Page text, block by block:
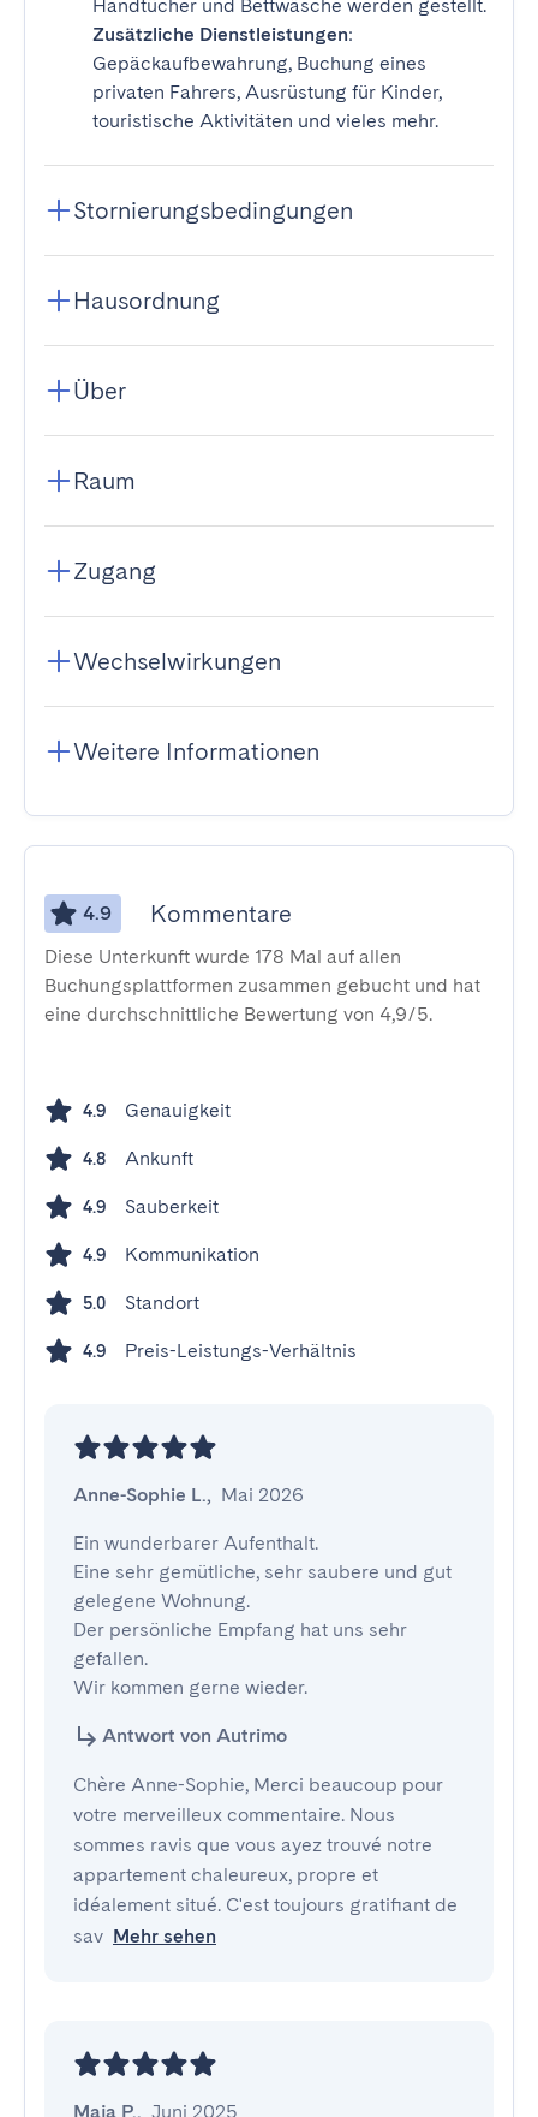
Handtücher und Bettwäsche werden gestellt.
Zusätzliche Dienstleistungen:
Gepäckaufbewahrung, Buchung eines
privaten Fahrers, Ausrüstung für Kinder,
touristische Aktivitäten und vieles mehr.
Stornierungsbedingungen
Hausordnung
Über
Raum
Zugang
Wechselwirkungen
Weitere Informationen
4.9 Kommentare
Diese Unterkunft wurde 178 Mal auf allen
Buchungsplattformen zusammen gebucht und hat
eine durchschnittliche Bewertung von 4,9/5.
4.9 Genauigkeit
4.8 Ankunft
4.9 Sauberkeit
4.9 Kommunikation
5.0 Standort
4.9 Preis-Leistungs-Verhältnis
Anne-Sophie L., Mai 2026
Ein wunderbarer Aufenthalt.
Eine sehr gemütliche, sehr saubere und gut
gelegene Wohnung.
Der persönliche Empfang hat uns sehr
gefallen.
Wir kommen gerne wieder.
Antwort von Autrimo
Chère Anne-Sophie, Merci beaucoup pour
votre merveilleux commentaire. Nous
sommes ravis que vous ayez trouvé notre
appartement chaleureux, propre et
idéalement situé. C'est toujours gratifiant de
sav Mehr sehen
Maja P., Juni 2025